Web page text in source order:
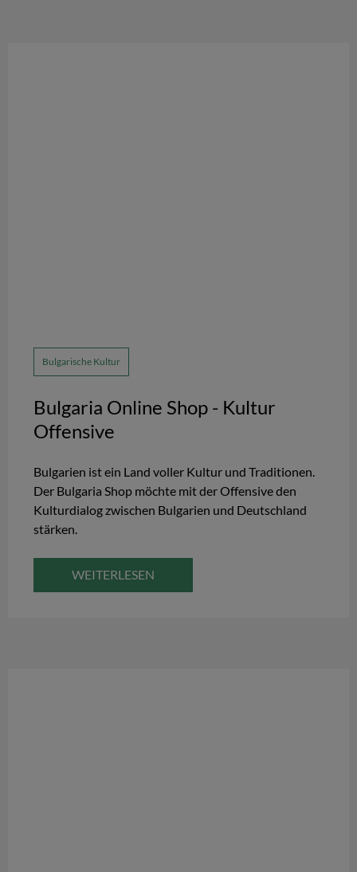
Bulgarische Kultur
Bulgaria Online Shop - Kultur
Offensive
Bulgarien ist ein Land voller Kultur und Traditionen.
Der Bulgaria Shop möchte mit der Offensive den
Kulturdialog zwischen Bulgarien und Deutschland
stärken.
WEITERLESEN